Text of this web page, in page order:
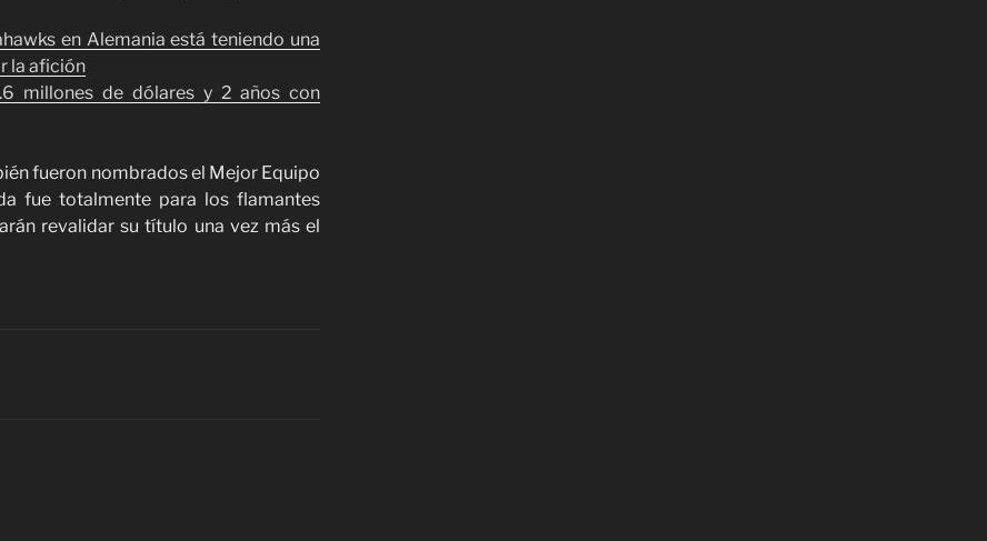
en Alemania está teniendo una
la afición
millones de dólares y 2 años con
fueron nombrados el Mejor Equipo
fue totalmente para los flamantes
revalidar su título una vez más el